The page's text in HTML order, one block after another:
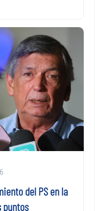
del PS en la
puntos